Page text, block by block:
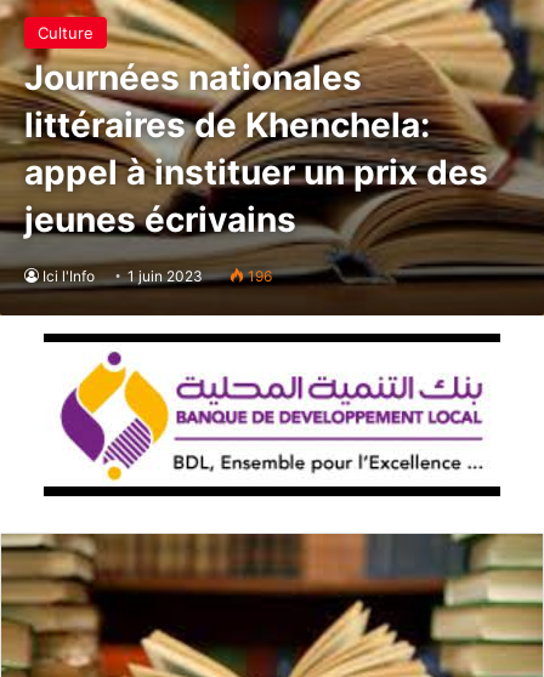
Culture
Journées nationales
littéraires de Khenchela:
appel à instituer un prix des
jeunes écrivains
Ici l'Info 1 juin 2023 196